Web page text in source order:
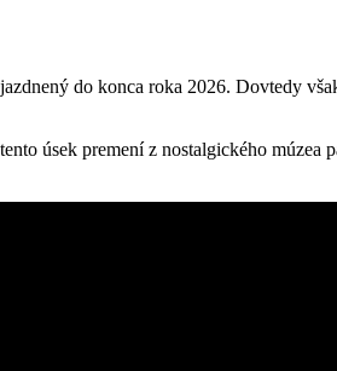
do konca roka 2026. Dovtedy
úsek premení z nostalgického